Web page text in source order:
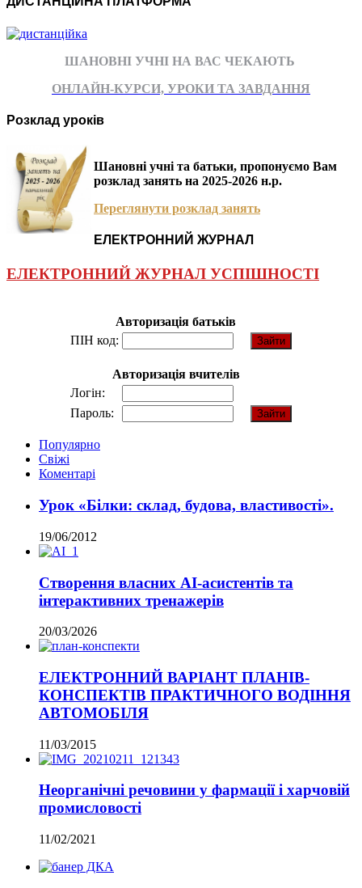
ШАНОВНІ УЧНІ НА ВАС ЧЕКАЮТЬ
ОНЛАЙН-КУРСИ, УРОКИ ТА ЗАВДАННЯ
Розклад уроків
Шановні учні та батьки, пропонуємо Вам
розклад занять на 2025-2026 н.р.
Переглянути розклад занять
ЕЛЕКТРОННИЙ ЖУРНАЛ
ЕЛЕКТРОННИЙ ЖУРНАЛ УСПІШНОСТІ
Авторизація батьків
ПІН код:
Авторизація вчителів
Логін:
Пароль:
Популярно
Свіжі
Коментарі
Урок «Білки: склад, будова, властивості».
19/06/2012
Створення власних AI-асистентів та
інтерактивних тренажерів
20/03/2026
ЕЛЕКТРОННИЙ ВАРІАНТ ПЛАНІВ-
КОНСПЕКТІВ ПРАКТИЧНОГО ВОДІННЯ
АВТОМОБІЛЯ
11/03/2015
Неорганічні речовини у фармації і харчовій
промисловості
11/02/2021